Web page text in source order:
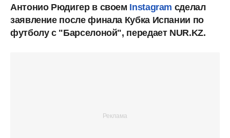
Антонио Рюдигер в своем Instagram сделал
заявление после финала Кубка Испании по
футболу с "Барселоной", передает NUR.KZ.